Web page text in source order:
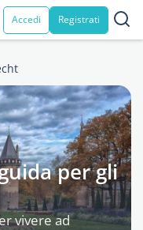
Accedi Registrati
per gli
vivere ad